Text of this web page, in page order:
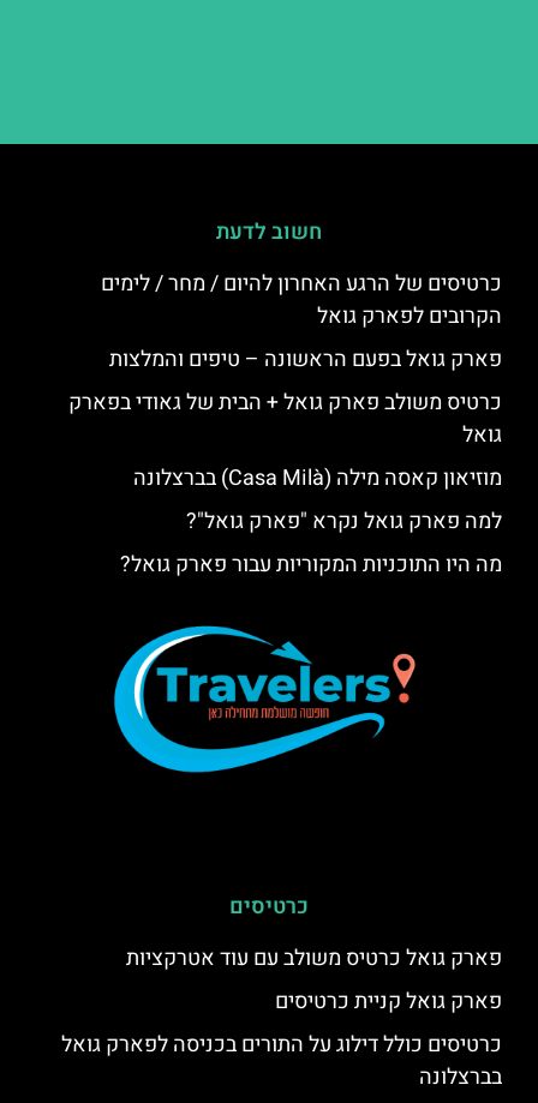
חשוב לדעת
כרטיסים של הרגע האחרון להיום / מחר / לימים
הקרובים לפארק גואל
פארק גואל בפעם הראשונה – טיפים והמלצות
כרטיס משולב פארק גואל + הבית של גאודי בפארק
גואל
מוזיאון קאסה מילה (Casa Milà) בברצלונה
למה פארק גואל נקרא "פארק גואל"?
מה היו התוכניות המקוריות עבור פארק גואל?
כרטיסים
פארק גואל כרטיס משולב עם עוד אטרקציות
פארק גואל קניית כרטיסים
כרטיסים כולל דילוג על התורים בכניסה לפארק גואל
בברצלונה